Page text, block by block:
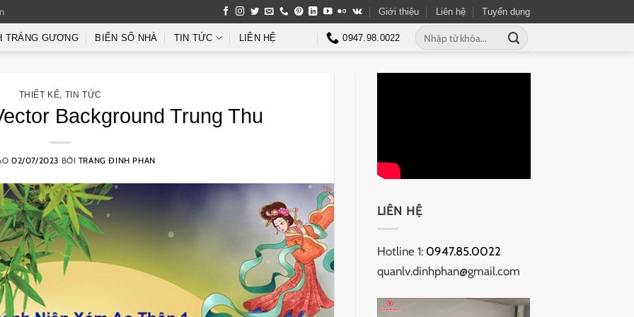
Giới thiệu Liên hệ Tuyển dụng
TRÁNG GƯƠNG BIỂN SỐ NHÀ TIN TỨC LIÊN HỆ 0947.98.0022
Tìm
kiếm:
THIẾT KẾ TIN TỨC
Background Trung Thu
02/07/2023 BỞI TRANG ĐINH PHAN
LIÊN HỆ
Hotline 1: 0947.85.0022
quanlv.dinhphan@gmail.com